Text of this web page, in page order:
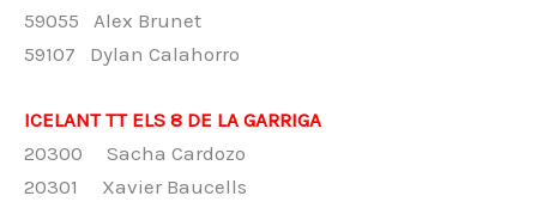
59055 Alex Brunet
59107 Dylan Calahorro
ICELANT TT ELS 8 DE LA GARRIGA
20300 Sacha Cardozo
20301 Xavier Baucells